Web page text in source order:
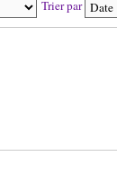
Trier par